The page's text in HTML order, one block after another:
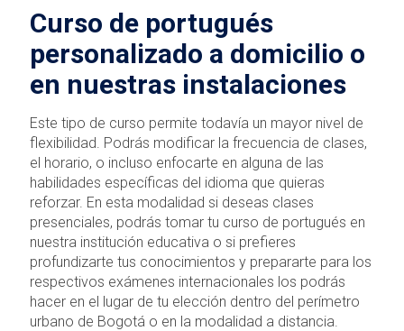
Curso de portugués
personalizado a domicilio o
en nuestras instalaciones
Este tipo de curso permite todavía un mayor nivel de
flexibilidad. Podrás modificar la frecuencia de clases,
el horario, o incluso enfocarte en alguna de las
habilidades específicas del idioma que quieras
reforzar. En esta modalidad si deseas clases
presenciales, podrás tomar tu curso de portugués en
nuestra institución educativa o si prefieres
profundizarte tus conocimientos y prepararte para los
respectivos exámenes internacionales los podrás
hacer en el lugar de tu elección dentro del perímetro
urbano de Bogotá o en la modalidad a distancia.